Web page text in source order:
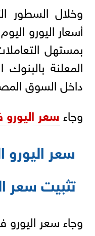
وخلال السطور
أسعار اليورو
بمستهل
المعلنة
داخل السوق
وجاءسعر
سعر اليورو
تثبيت سعر
وجاء سعر اليورو